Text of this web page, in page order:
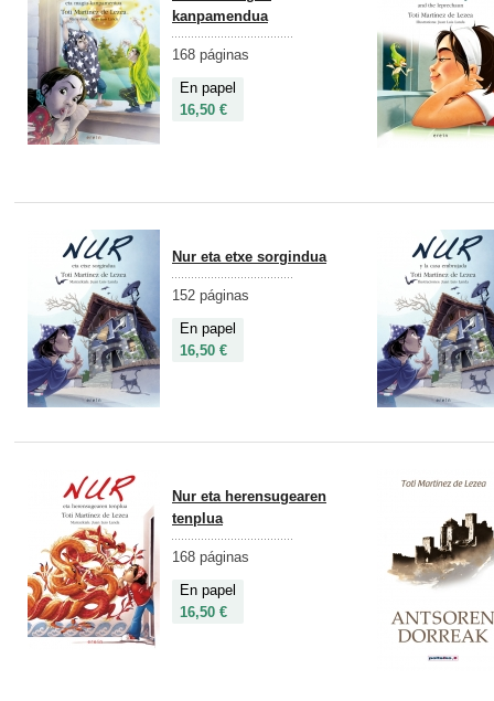
kanpamendua
168 páginas
En papel
16,50 €
Nur eta etxe sorgindua
152 páginas
En papel
16,50 €
Nur eta herensugearen
tenplua
168 páginas
En papel
16,50 €